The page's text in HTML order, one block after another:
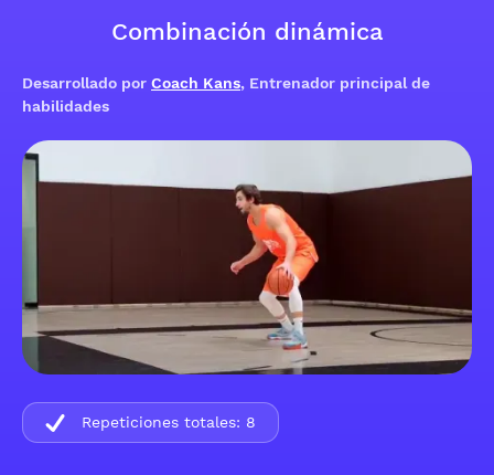
Combinación dinámica
Desarrollado por Coach Kans, Entrenador principal de
habilidades
Repeticiones totales: 8